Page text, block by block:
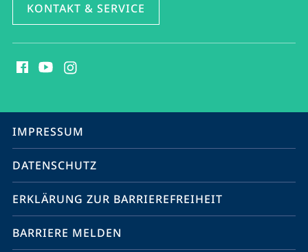
KONTAKT & SERVICE
Media
Service-
Navigation
IMPRESSUM
DATENSCHUTZ
ERKLÄRUNG ZUR BARRIEREFREIHEIT
BARRIERE MELDEN